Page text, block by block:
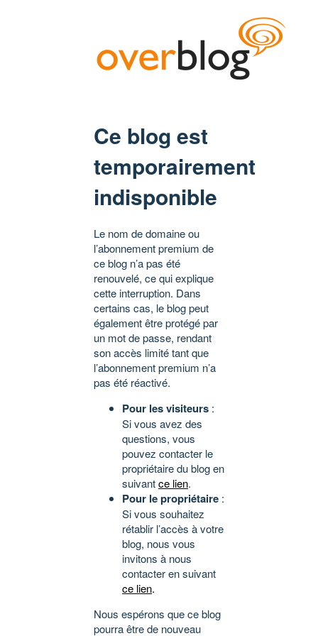
Ce blog est
temporairement
indisponible
Le nom de domaine ou
l’abonnement premium de
ce blog n’a pas été
renouvelé, ce qui explique
cette interruption. Dans
certains cas, le blog peut
également être protégé par
un mot de passe, rendant
son accès limité tant que
l’abonnement premium n’a
pas été réactivé.
Pour les visiteurs :
Si vous avez des
questions, vous
pouvez contacter le
propriétaire du blog en
suivantce lien.
Pour le propriétaire :
Si vous souhaitez
rétablir l’accès à votre
blog, nous vous
invitons à nous
contacter en suivant
ce lien.
Nous espérons que ce blog
pourra être de nouveau